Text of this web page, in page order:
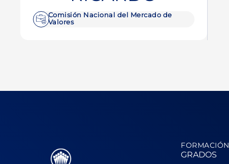
Comisión Nacional del Mercado de
Valores
FORMACIÓN
GRADOS